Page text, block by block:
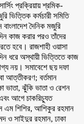
প্রক্রিয়ায় শ্রমিক-
ভিত্তিক কর্মচারী সমিতি
দৈনিক মজুরি
কাজ করার পরও তাঁদের
হবে। রাজশাহী ওয়াসা
ধরে অস্থায়ী ভিত্তিতে কাজ
নয়। সমাবেশে ছয় দফা
আত্তীকরণ; বর্তমান
ভাতা, ঝুঁকি ভাতা ও রেশন
আগে চাকরিচ্যুত
এম শিশির, আশিকুর রহমান
ও সাইদুর রহমান, ঢাকা